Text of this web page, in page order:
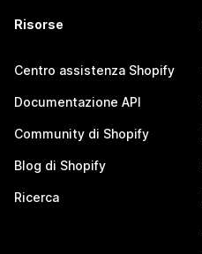
Risorse
Centro assistenza Shopify
Documentazione API
Community di Shopify
Blog di Shopify
Ricerca